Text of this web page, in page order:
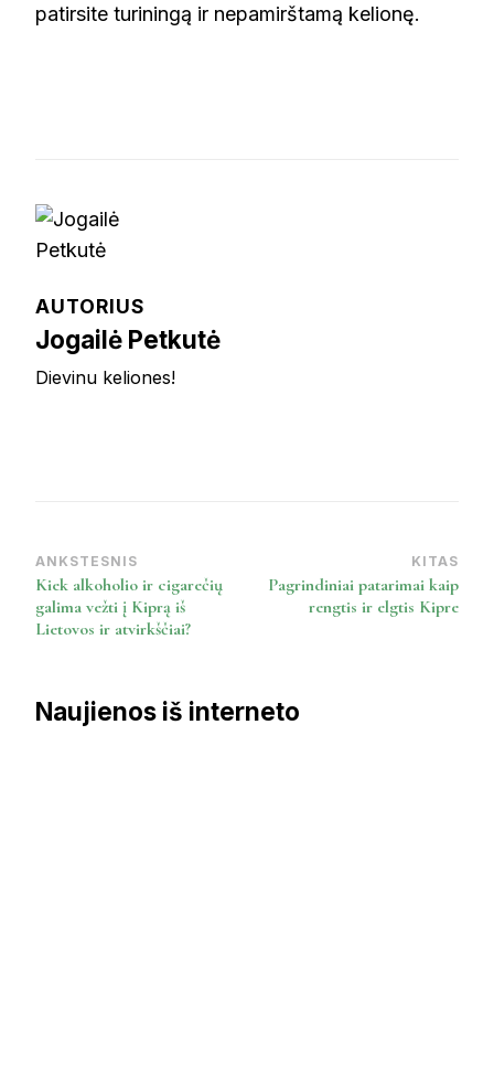
patirsite turiningą ir nepamirštamą kelionę.
AUTORIUS
Jogailė Petkutė
Dievinu keliones!
Post
Navigation
ANKSTESNIS
Kiek alkoholio ir cigarečių
galima vežti į Kiprą iš
Lietovos ir atvirkščiai?
KITAS
Pagrindiniai patarimai kaip
rengtis ir elgtis Kipre
Naujienos iš interneto